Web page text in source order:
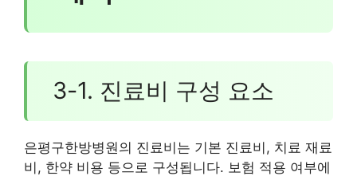
3-1. 진료비 구성 요소
은평구한방병원의 진료비는 기본 진료비, 치료 재료
비, 한약 비용 등으로 구성됩니다. 보험 적용 여부에